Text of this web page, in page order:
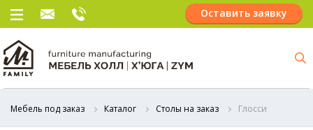
Оставить заявку
Мебель под заказ Каталог Столы на заказ Глосси